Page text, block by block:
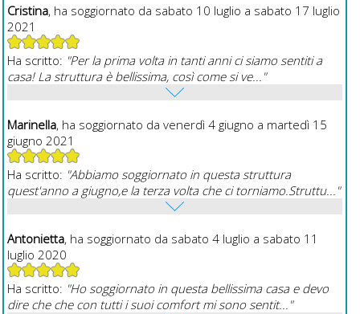
Cristina, ha soggiornato da sabato 10 luglio a sabato 17 luglio
2021
Ha scritto: "Per la prima volta in tanti anni ci siamo sentiti a
casa! La struttura è bellissima, così come si ve..."
Marinella, ha soggiornato da venerdì 4 giugno a martedì 15
giugno 2021
Ha scritto: "Abbiamo soggiornato in questa struttura
quest'anno a giugno,e la terza volta che ci torniamo.Struttu..."
Antonietta, ha soggiornato da sabato 4 luglio a sabato 11
luglio 2020
Ha scritto: "Ho soggiornato in questa bellissima casa e devo
dire che che con tutti i suoi comfort mi sono sentit..."